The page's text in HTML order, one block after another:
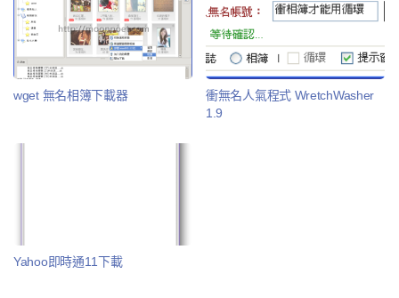
wget 無名相簿下載器
衝無名人氣程式 WretchWasher
1.9
Yahoo即時通11下載